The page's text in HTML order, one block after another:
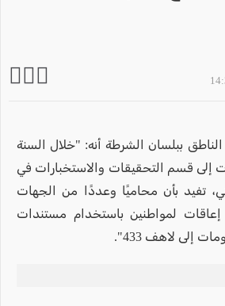
ببلسان الشرطة أنه: "خلال السنة
إلى قسم التحقيقات والاستخبارات في
تفيد بأن محاميًا وعددًا من الجهات
إعاقات لمواطنين باستخدام مستندات
إلى لاهف 433".